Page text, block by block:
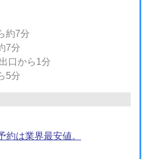
約7分
7分
口から1分
5分
約は業界最安値。